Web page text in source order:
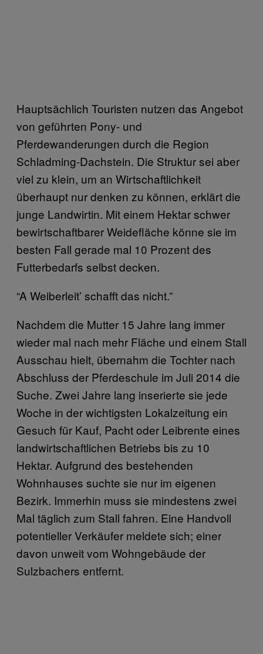
Hauptsächlich Touristen nutzen das Angebot
von geführten Pony- und
Pferdewanderungen durch die Region
Schladming-Dachstein. Die Struktur sei aber
viel zu klein, um an Wirtschaftlichkeit
überhaupt nur denken zu können, erklärt die
junge Landwirtin. Mit einem Hektar schwer
bewirtschaftbarer Weidefläche könne sie im
besten Fall gerade mal 10 Prozent des
Futterbedarfs selbst decken.
“A Weiberleit’ schafft das nicht.”
Nachdem die Mutter 15 Jahre lang immer
wieder mal nach mehr Fläche und einem Stall
Ausschau hielt, übernahm die Tochter nach
Abschluss der Pferdeschule im Juli 2014 die
Suche. Zwei Jahre lang inserierte sie jede
Woche in der wichtigsten Lokalzeitung ein
Gesuch für Kauf, Pacht oder Leibrente eines
landwirtschaftlichen Betriebs bis zu 10
Hektar. Aufgrund des bestehenden
Wohnhauses suchte sie nur im eigenen
Bezirk. Immerhin muss sie mindestens zwei
Mal täglich zum Stall fahren. Eine Handvoll
potentieller Verkäufer meldete sich; einer
davon unweit vom Wohngebäude der
Sulzbachers entfernt.